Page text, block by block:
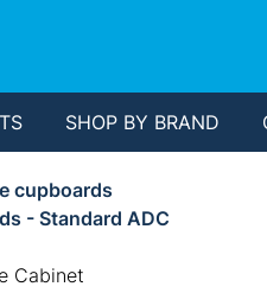
SHOP BY BRAND
cupboards
- Standard ADC
Cabinet